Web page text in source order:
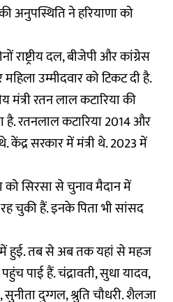
अनुपस्थिति ने हरियाणा को
राष्ट्रीय दल, बीजेपी और कांग्रेस
उम्मीदवार को टिकट दी है.
मंत्री रतन लाल कटारिया की
है. रतनलाल कटारिया 2014 और
केंद्र सरकार में मंत्री थे. 2023 में
को सिरसा से चुनाव मैदान में
चुकी हैं. इनके पिता भी सांसद
में हुई. तब से अब तक यहां से महज
पाई हैं. चंद्रावती, सुधा यादव,
दुग्गल, श्रुति चौधरी. शैलजा